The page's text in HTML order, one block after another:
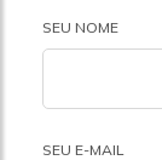
SEU NOME
SEU E-MAIL